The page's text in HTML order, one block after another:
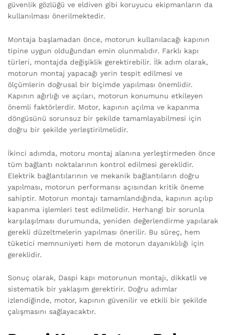
güvenlik gözlüğü ve eldiven gibi koruyucu ekipmanların da
kullanılması önerilmektedir.
Montaja başlamadan önce, motorun kullanılacağı kapının
tipine uygun olduğundan emin olunmalıdır. Farklı kapı
türleri, montajda değişiklik gerektirebilir. İlk adım olarak,
motorun montaj yapacağı yerin tespit edilmesi ve
ölçümlerin doğrusal bir biçimde yapılması önemlidir.
Kapının ağırlığı ve açıları, motorun konumunu etkileyen
önemli faktörlerdir. Motor, kapının açılma ve kapanma
döngüsünü sorunsuz bir şekilde tamamlayabilmesi için
doğru bir şekilde yerleştirilmelidir.
İkinci adımda, motoru montaj alanına yerleştirmeden önce
tüm bağlantı noktalarının kontrol edilmesi gereklidir.
Elektrik bağlantılarının ve mekanik bağlantıların doğru
yapılması, motorun performansı açısından kritik öneme
sahiptir. Motorun montajı tamamlandığında, kapının açılıp
kapanma işlemleri test edilmelidir. Herhangi bir sorunla
karşılaşılması durumunda, yeniden değerlendirme yapılarak
gerekli düzeltmelerin yapılması önerilir. Bu süreç, hem
tüketici memnuniyeti hem de motorun dayanıklılığı için
gereklidir.
Sonuç olarak, Daspi kapı motorunun montajı, dikkatli ve
sistematik bir yaklaşım gerektirir. Doğru adımlar
izlendiğinde, motor, kapının güvenilir ve etkili bir şekilde
çalışmasını sağlayacaktır.